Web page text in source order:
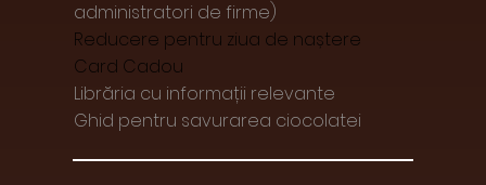
administratori de firme)
Reducere pentru ziua de naștere
Card Cadou
Librăria cu informații relevante
Ghid pentru savurarea ciocolatei